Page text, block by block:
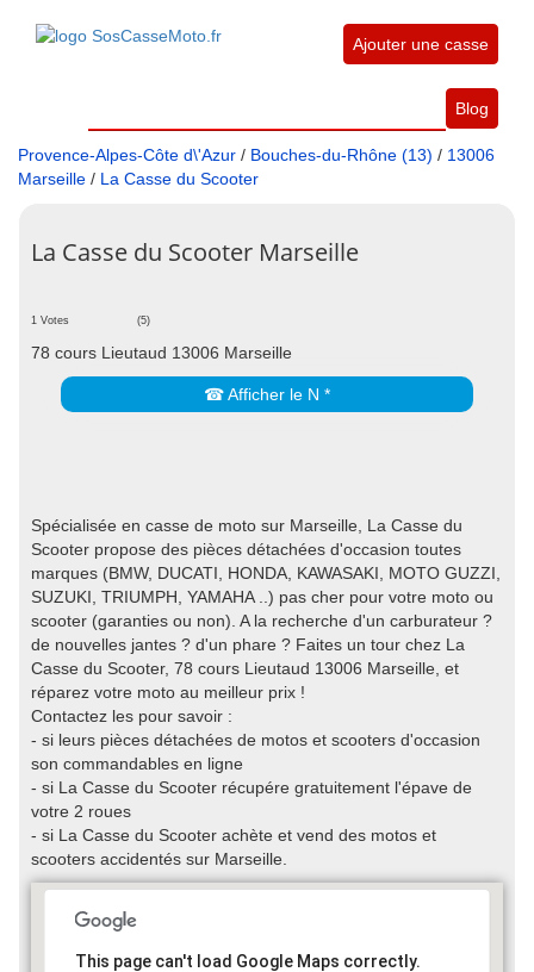
Ajouter une casse
Blog
Provence-Alpes-Côte d\'Azur / Bouches-du-Rhône (13) / 13006
Marseille / La Casse du Scooter
La Casse du Scooter Marseille
1 Votes (5)
78 cours Lieutaud 13006 Marseille
☎ Afficher le N *
Spécialisée en casse de moto sur Marseille, La Casse du
Scooter propose des pièces détachées d'occasion toutes
marques (BMW, DUCATI, HONDA, KAWASAKI, MOTO GUZZI,
SUZUKI, TRIUMPH, YAMAHA ..) pas cher pour votre moto ou
scooter (garanties ou non). A la recherche d'un carburateur ?
de nouvelles jantes ? d'un phare ? Faites un tour chez La
Casse du Scooter, 78 cours Lieutaud 13006 Marseille, et
réparez votre moto au meilleur prix !
Contactez les pour savoir :
- si leurs pièces détachées de motos et scooters d'occasion
son commandables en ligne
- si La Casse du Scooter récupére gratuitement l'épave de
votre 2 roues
- si La Casse du Scooter achète et vend des motos et
scooters accidentés sur Marseille.
This page can't load Google Maps correctly.